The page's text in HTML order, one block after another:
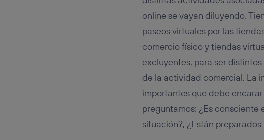
online se vayan diluyendo.
paseos virtuales por las
comercio físico y tiendas
excluyentes, para ser
de la actividad comercial. La
importantes que debe
preguntamos: ¿Es
situación?, ¿Están